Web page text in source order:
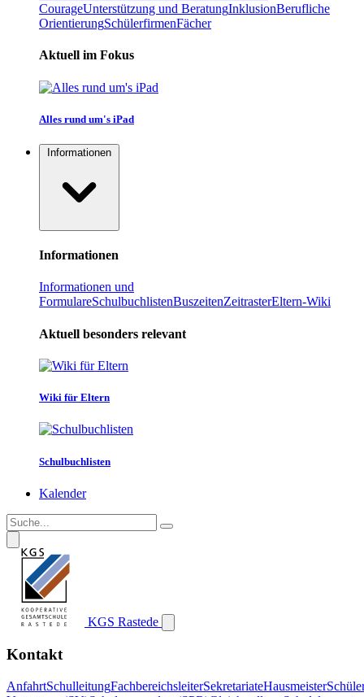
CourageUnterstützung und BeratungInklusionBerufliche
OrientierungSchülerfirmenFächer
Aktuell im Fokus
Alles rund um's iPad
Informationen
Informationen
Informationen und
FormulareSchulbuchlistenBuszeitenZeitrasterEltern-Wiki
Aktuell besonders relevant
Wiki für Eltern
Schulbuchlisten
Kalender
KGS Rastede
Kontakt
AnfahrtSchulleitungFachbereichsleiterSekretariateHausmeister